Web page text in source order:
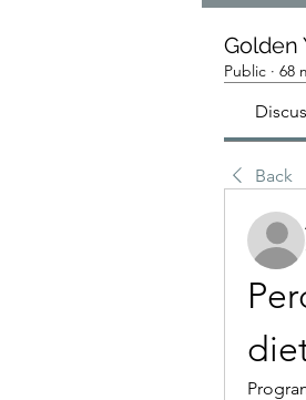
Golden
Public · 68
Back